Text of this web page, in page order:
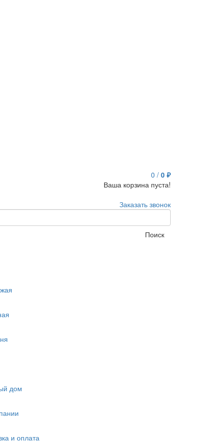
0 / 0 ₽
Ваша корзина пуста!
Заказать звонок
Поиск
дом
и оплата